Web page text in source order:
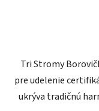
Tri Stromy
pre udelenie
ukrýva tradičnú